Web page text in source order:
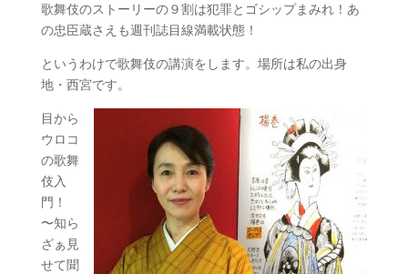
歌舞伎のストーリーの９割は犯罪とゴシップまみれ！あ
の忠臣蔵さえも週刊誌目線満載状態！
というわけで歌舞伎の講演をします。場所は私の出身
地・西宮です。
目から
ウロコ
の歌舞
伎入
門！
〜知ら
ざぁ見
せて聞